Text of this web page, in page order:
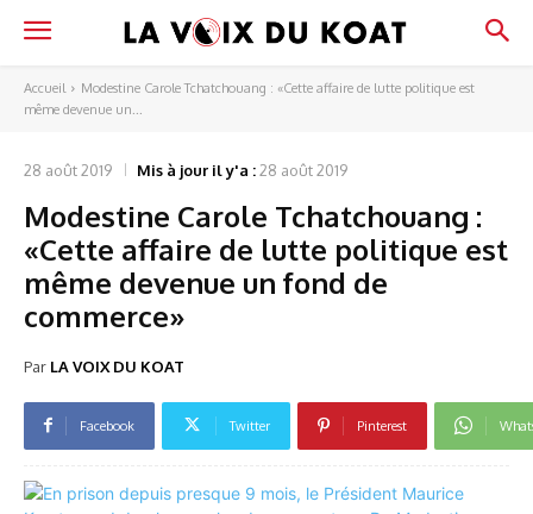
Accueil
Modestine Carole Tchatchouang : «Cette affaire de lutte politique est
même devenue un...
28 août 2019 Mis à jour il y'a :28 août 2019
Modestine Carole Tchatchouang :
«Cette affaire de lutte politique est
même devenue un fond de
commerce»
Par LA VOIX DU KOAT
Facebook Twitter Pinterest